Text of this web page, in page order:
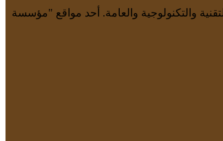
والتكنولوجية والعامة. أحد مواقع "مؤسسة